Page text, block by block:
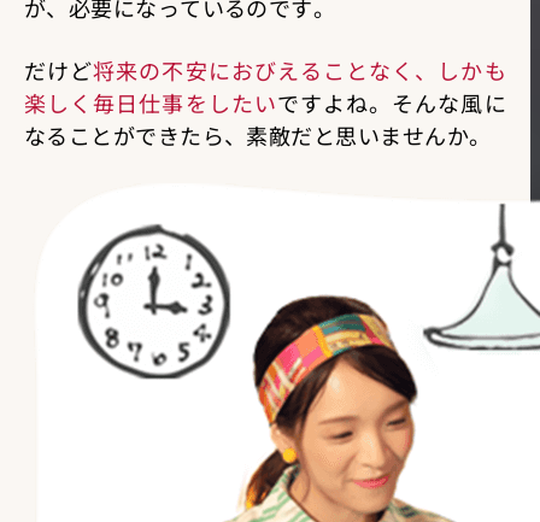
が、必要になっているのです。
だけど将来の不安におびえることなく、しかも
楽しく毎日仕事をしたいですよね。そんな風に
なることができたら、素敵だと思いませんか。